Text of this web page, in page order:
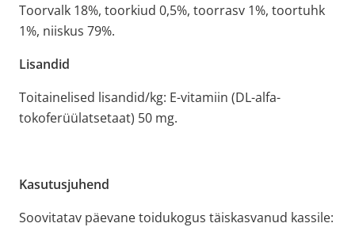
Toorvalk 18%, toorkiud 0,5%, toorrasv 1%, toortuhk
1%, niiskus 79%.
Lisandid
Toitainelised lisandid/kg: E-vitamiin (DL-alfa-
tokoferüülatsetaat) 50 mg.
Kasutusjuhend
Soovitatav päevane toidukogus täiskasvanud kassile: